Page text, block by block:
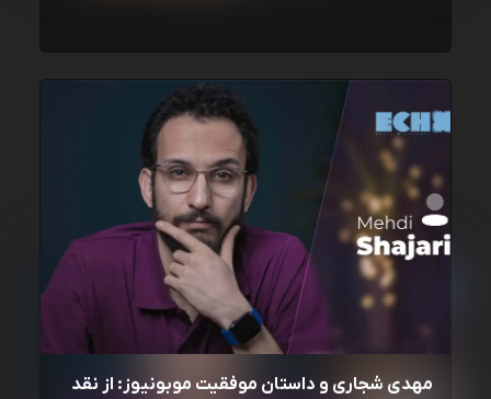
مهدی شجاری و داستان موفقیت موبونیوز: از نقد